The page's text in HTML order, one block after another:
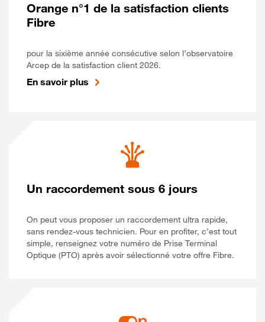
Orange n°1 de la satisfaction clients
Fibre
pour la sixième année consécutive selon l’observatoire
Arcep de la satisfaction client 2026.
En savoir plus
Un raccordement sous 6 jours
On peut vous proposer un raccordement ultra rapide,
sans rendez-vous technicien. Pour en profiter, c’est tout
simple, renseignez votre numéro de Prise Terminal
Optique (PTO) après avoir sélectionné votre offre Fibre.